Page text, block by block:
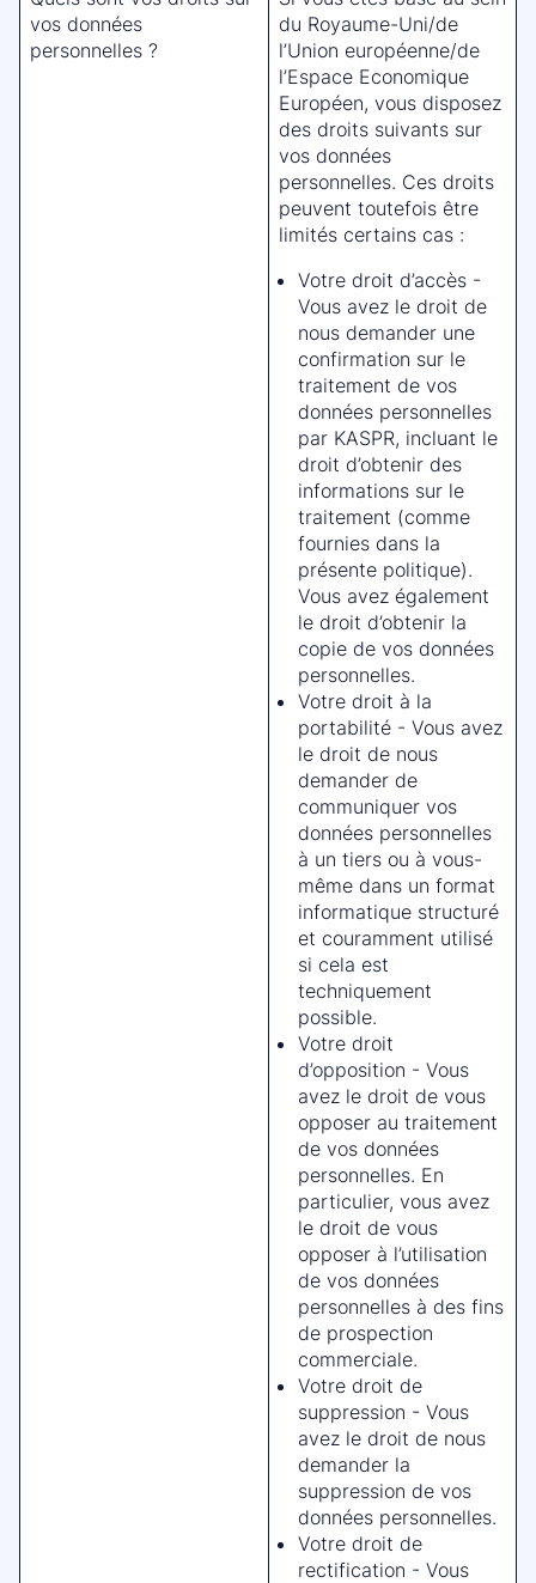
vos données
personnelles ?
du Royaume-Uni/de
l’Union européenne/de
l’Espace Economique
Européen, vous disposez
des droits suivants sur
vos données
personnelles. Ces droits
peuvent toutefois être
limités certains cas :
Votre droit d’accès -
Vous avez le droit de
nous demander une
confirmation sur le
traitement de vos
données personnelles
par KASPR, incluant le
droit d’obtenir des
informations sur le
traitement (comme
fournies dans la
présente politique).
Vous avez également
le droit d’obtenir la
copie de vos données
personnelles.
Votre droit à la
portabilité - Vous avez
le droit de nous
demander de
communiquer vos
données personnelles
à un tiers ou à vous-
même dans un format
informatique structuré
et couramment utilisé
si cela est
techniquement
possible.
Votre droit
d’opposition - Vous
avez le droit de vous
opposer au traitement
de vos données
personnelles. En
particulier, vous avez
le droit de vous
opposer à l’utilisation
de vos données
personnelles à des fins
de prospection
commerciale.
Votre droit de
suppression - Vous
avez le droit de nous
demander la
suppression de vos
données personnelles.
Votre droit de
rectification - Vous